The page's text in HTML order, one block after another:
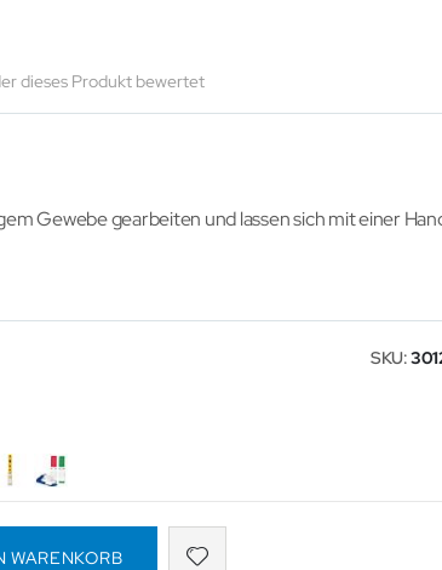
dieses Produkt bewertet
Gewebe gearbeiten und lassen sich mit einer
SKU
WARENKORB